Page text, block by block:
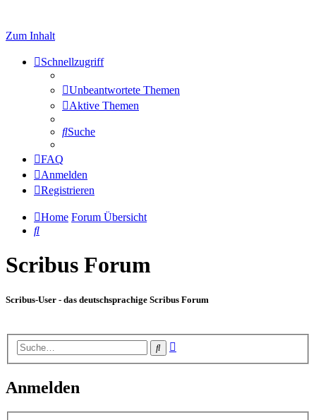
Zum Inhalt
Schnellzugriff
Unbeantwortete Themen
Aktive Themen
Suche
FAQ
Anmelden
Registrieren
Home Forum Übersicht
Suche
Scribus Forum
Scribus-User - das deutschsprachige Scribus Forum
Suche
Anmelden